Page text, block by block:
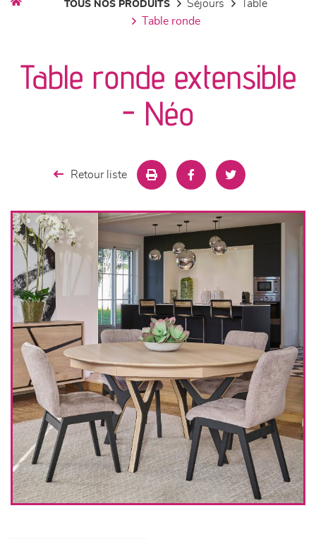
séjours
meubles de complément
décoration
TOUS NOS PRODUITS séjours
table
table ronde
Table ronde extensible
- Néo
Retour liste